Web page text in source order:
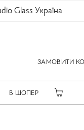
Glass Україна
В ШОПЕР
ЗАМОВИТИ